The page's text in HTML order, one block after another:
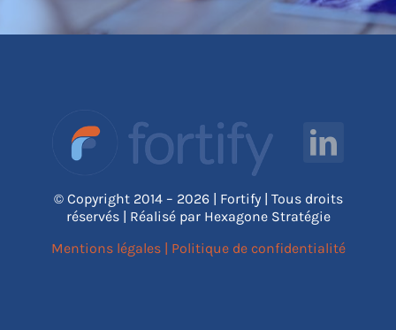
© Copyright 2014 – 2026 | Fortify | Tous droits
réservés | Réalisé par Hexagone Stratégie
Mentions légales| Politique de confidentialité